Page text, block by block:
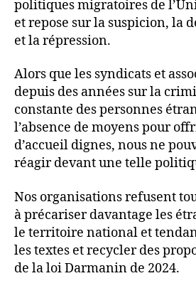
politiques migratoires de
et repose sur la suspicion, la
et la répression.
Alors que les syndicats et
depuis des années sur la
constante des personnes
l’absence de moyens pour
d’accueil dignes, nous ne
réagir devant une telle
Nos organisations refusent
à précariser davantage les
le territoire national et
les textes et recycler des
de la loi Darmanin de 2024.